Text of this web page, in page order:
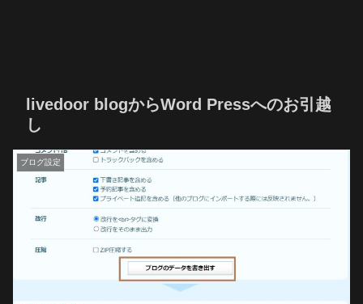
livedoor blogからWord Pressへのお引越
し
ブログ設定